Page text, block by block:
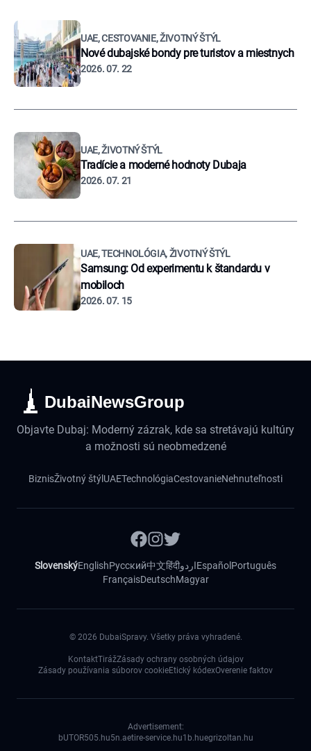
UAE, CESTOVANIE, ŽIVOTNÝ ŠTÝL
Nové dubajské bondy pre turistov a miestnych
2026. 07. 22
UAE, ŽIVOTNÝ ŠTÝL
Tradície a moderné hodnoty Dubaja
2026. 07. 21
UAE, TECHNOLÓGIA, ŽIVOTNÝ ŠTÝL
Samsung: Od experimentu k štandardu v
mobiloch
2026. 07. 15
DubaiNewsGroup
Objavte Dubaj: Moderný zázrak, kde sa stretávajú kultúry
a možnosti sú neobmedzené
BiznisŽivotný štýl UAETechnológiaCestovanieNehnuteľnosti
SlovenskýEnglishРусский中文हिंदीاردوEspañol Português
FrançaisDeutschMagyar
© 2026 DubaiSpravy. Všetky práva vyhradené.
KontaktTirážZásady ochrany osobných údajov
Zásady používania súborov cookieEtický kódexOverenie faktov
Advertisement:
bUTOR505.hu5n.aetire-service.hu1b.huegrizoltan.hu